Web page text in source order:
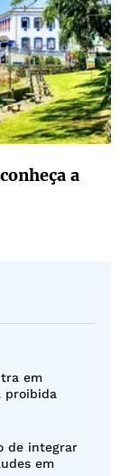
a
em
proibida
de integrar
em